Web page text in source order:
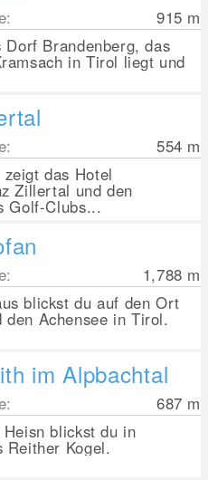
915 m
Dorf Brandenberg, das
in Tirol liegt und
554 m
zeigt das Hotel
Zillertal und den
Golf-Clubs...
1,788 m
blickst du auf den Ort
den Achensee in Tirol.
im Alpbachtal
687 m
blickst du in
Reither Kogel.